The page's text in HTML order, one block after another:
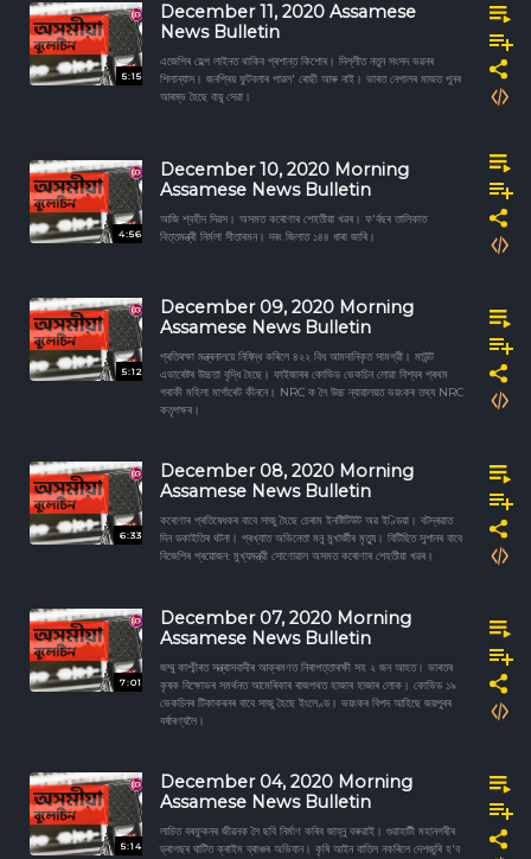
5:15
December 11, 2020 Assamese
News Bulletin
এজেপিৰ হেল্প লাইনত থাকিব প্ৰশান্ত কিশোৰ। দিল্লীত নতুন সংসদ ভৱনৰ
শিলান্যাস। জনপ্ৰিয় ফুটবলাৰ পাৱল' ৰোছী আৰু নাই। ভাৰত নেপালৰ মাজত পুনৰ
আৰম্ভ হৈছে বায়ু সেৱা।
4:56
December 10, 2020 Morning
Assamese News Bulletin
আজি শ্বহীদ দিৱস। অসমত কৰোণাৰ শেহতীয়া খৱৰ। ফ'ৰ্বছৰ তালিকাত
বিত্তমন্ত্ৰী নিৰ্মলা সীতাৰমন। দৰং জিলাত ১৪৪ ধাৰা জাৰি।
5:12
December 09, 2020 Morning
Assamese News Bulletin
প্ৰতিৰক্ষা মন্ত্ৰনালয়ে নিষিদ্ধ কৰিলে ৪২২ বিধ আমদানিকৃত সামগ্রী। মাউন্ট
এভাৰেষ্টৰ উচ্চতা বৃদ্ধি হৈছে। ফাইজাৰৰ কোভিড ভেকচিন লোৱা বিশ্বৰ প্ৰথম
গৰাকী মহিলা মাৰ্গাৰেট কীননে। NRC ক লৈ উচ্চ ন্যায়ালয়ত ভয়ংকৰ তথ্য NRC
কতৃপক্ষৰ।
6:33
December 08, 2020 Morning
Assamese News Bulletin
কৰোণাৰ প্ৰতিষেধকৰ বাবে সাজু হৈছে চেৰাম ইনষ্টিটিউট অৱ ইণ্ডিয়া। বটদ্ৰৱাত
দিন ডকাইতিৰ ঘটনা। প্ৰখ্যাত অভিনেতা মনু মুখাৰ্জীৰ মৃত্যু। বিটিছিত সুশানৰ বাবে
বিজেপিৰ প্ৰয়োজন: মুখ্যমন্ত্রী সোণোৱাল অসমত কৰোণাৰ শেহতীয়া খৱৰ।
7:01
December 07, 2020 Morning
Assamese News Bulletin
জম্মু কাশ্মীৰত সন্ত্ৰাসবাদীৰ আক্ৰমণত নিৰাপত্তাৰক্ষী সহ ২ জন আহত। ভাৰতৰ
কৃষক বিক্ষোভৰ সমৰ্থনত আমেৰিকাৰ ৰাজপথত হাজাৰ হাজাৰ লোক। কোভিড ১৯
ভেকচিনৰ টিকাকৰনৰ বাবে সাজু হৈছে ইংলেণ্ড। ভয়ংকৰ বিপদ আহিছে জয়পুৰৰ
বৰ্ষাৰণ্যলৈ।
5:14
December 04, 2020 Morning
Assamese News Bulletin
লাচিত বৰফুকনৰ জীৱনক লৈ ছবি নিৰ্মাণ কৰিব জাহ্নু বৰুৱাই। গুৱাহাটী মহানগৰীৰ
ড্ৰাগছৰ ঘাটিত ক্ৰাইম ব্ৰাঞ্চৰ অভিযান। কৃষি আইন বাতিল নকৰিলে দেশজুৰি হ'ব